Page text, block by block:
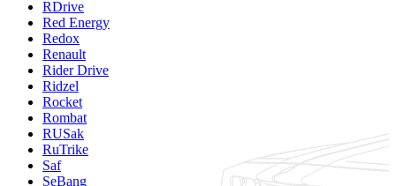
RDrive
Red Energy
Redox
Renault
Rider Drive
Ridzel
Rocket
Rombat
RUSak
RuTrike
Saf
SeBang